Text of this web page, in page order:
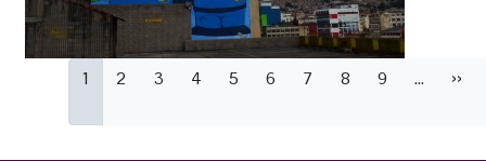
Paginación
Página
1 Página
2 Página
3 Página
4 Página
5 Página
6 Página
7 Página
8 Página
9 … ››